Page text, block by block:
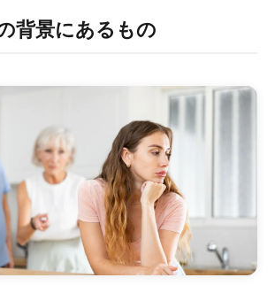
背景にあるもの